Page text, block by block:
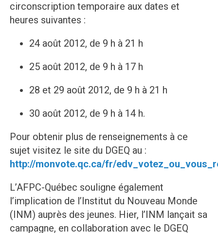
circonscription temporaire aux dates et
heures suivantes :
24 août 2012, de 9 h à 21 h
25 août 2012, de 9 h à 17 h
28 et 29 août 2012, de 9 h à 21 h
30 août 2012, de 9 h à 14 h.
Pour obtenir plus de renseignements à ce
sujet visitez le site du DGEQ au :
http://monvote.qc.ca/fr/
L’AFPC-Québec souligne également
l’implication de l’Institut du Nouveau Monde
(INM) auprès des jeunes. Hier, l’INM lançait sa
campagne, en collaboration avec le DGEQ